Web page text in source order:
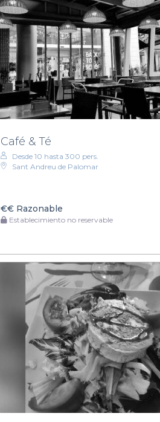
Café & Té
Desde 10 hasta 300 pers.
Sant Andreu de Palomar
€€Razonable
Establecimiento no reservable